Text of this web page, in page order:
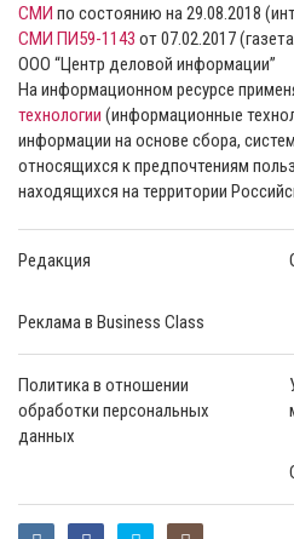
СМИ по состоянию на 29.08.2018
СМИ ПИ59-1143 от 07.02.2017
ООО “Центр деловой информации”
На информационном ресурсе
технологии (информационные
информации на основе сбора,
относящихся к предпочтениям
находящихся на территории
Редакция
Реклама в Business Class
Политика в отношении
обработки персональных
данных